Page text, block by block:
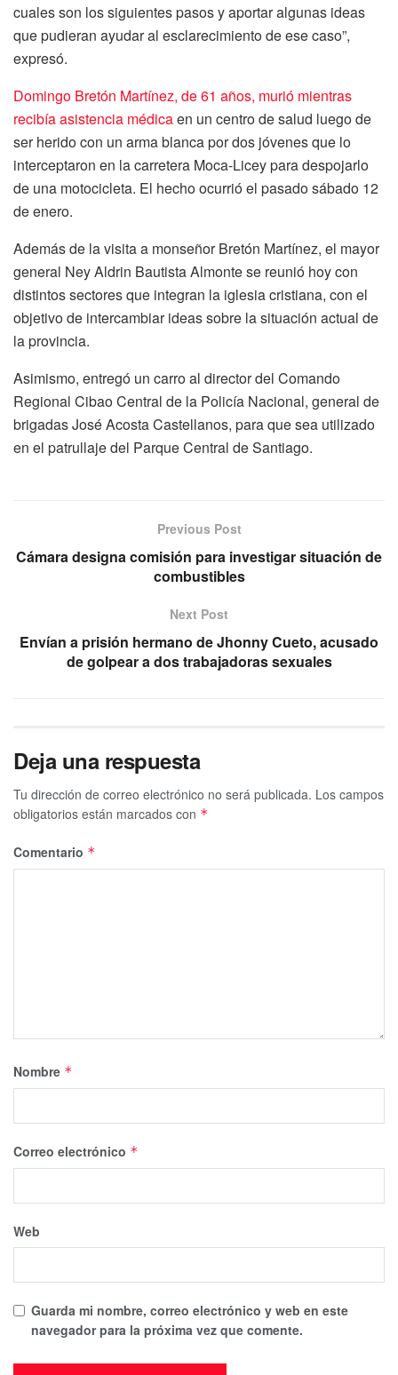
cuales son los siguientes pasos y aportar algunas ideas
que pudieran ayudar al esclarecimiento de ese caso”,
expresó.
Domingo Bretón Martínez, de 61 años, murió mientras
recibía asistencia médicaen un centro de salud luego de
ser herido con un arma blanca por dos jóvenes que lo
interceptaron en la carretera Moca-Licey para despojarlo
de una motocicleta. El hecho ocurrió el pasado sábado 12
de enero.
Además de la visita a monseñor Bretón Martínez, el mayor
general Ney Aldrin Bautista Almonte se reunió hoy con
distintos sectores que integran la iglesia cristiana, con el
objetivo de intercambiar ideas sobre la situación actual de
la provincia.
Asimismo, entregó un carro al director del Comando
Regional Cibao Central de la Policía Nacional, general de
brigadas José Acosta Castellanos, para que sea utilizado
en el patrullaje del Parque Central de Santiago.
Previous Post
Cámara designa comisión para investigar situación de
combustibles
Next Post
Envían a prisión hermano de Jhonny Cueto, acusado
de golpear a dos trabajadoras sexuales
Deja una respuesta
Tu dirección de correo electrónico no será publicada. Los campos
obligatorios están marcados con *
Comentario *
Nombre *
Correo electrónico *
Web
Guarda mi nombre, correo electrónico y web en este
navegador para la próxima vez que comente.